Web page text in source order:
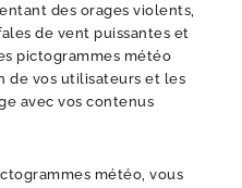
des orages violents,
de vent puissantes et
pictogrammes météo
de vos utilisateurs et les
avec vos contenus
météo, vous